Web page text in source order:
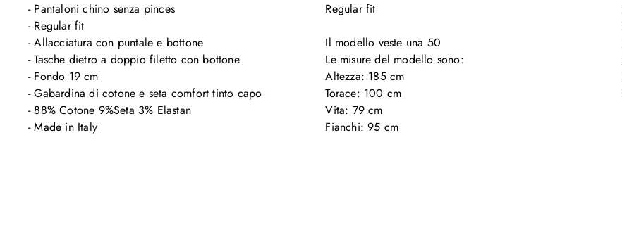
Regular fit
Il modello veste una 50
Le misure del modello sono:
Altezza: 185 cm
Torace: 100 cm
Vita: 79 cm
Fianchi: 95 cm
- Pantaloni chino senza pinces
- Regular fit
- Allacciatura con puntale e bottone
- Tasche dietro a doppio filetto con bottone
- Fondo 19 cm
- Gabardina di cotone e seta comfort tinto capo
- 88% Cotone 9%Seta 3% Elastan
- Made in Italy